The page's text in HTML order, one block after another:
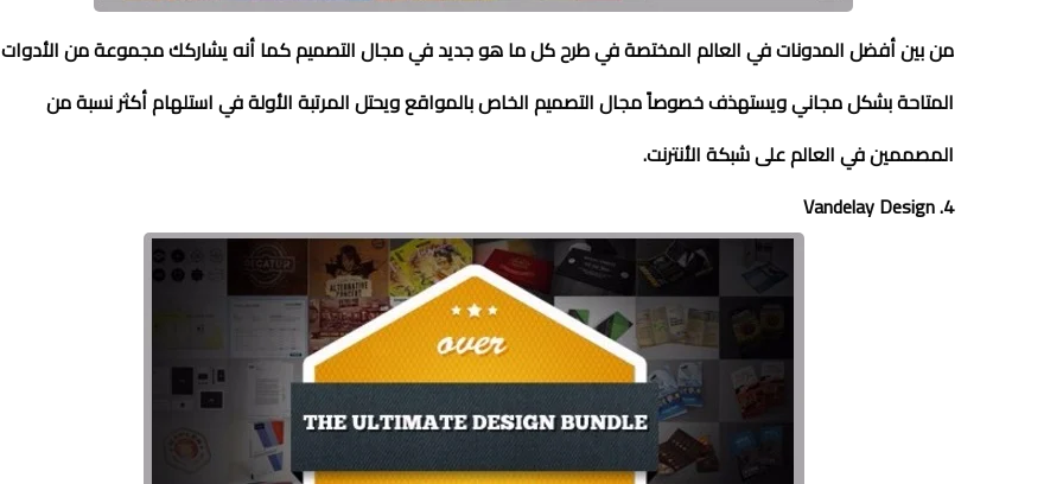
من بين أفضل المدونات في العالم المختصة في طرح كل ما هو جديد في مجال التصميم كما أنه يشاركك مجموعة من الأدوات
المتاحة بشكل مجاني ويستهذف خصوصاً مجال التصميم الخاص بالمواقع ويحتل المرتبة الأولة في استلهام أكثر نسبة من
المصممين في العالم على شبكة الأنترنت.
4. Vandelay Design